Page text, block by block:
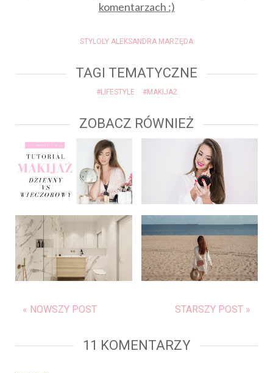
komentarzach :)
STYLOLY ALEKSANDRA MARZĘDA
TAGI TEMATYCZNE
#LIFESTYLE #MAKIJAŻ
ZOBACZ RÓWNIEŻ
« NOWSZY POST STARSZY POST »
11 KOMENTARZY